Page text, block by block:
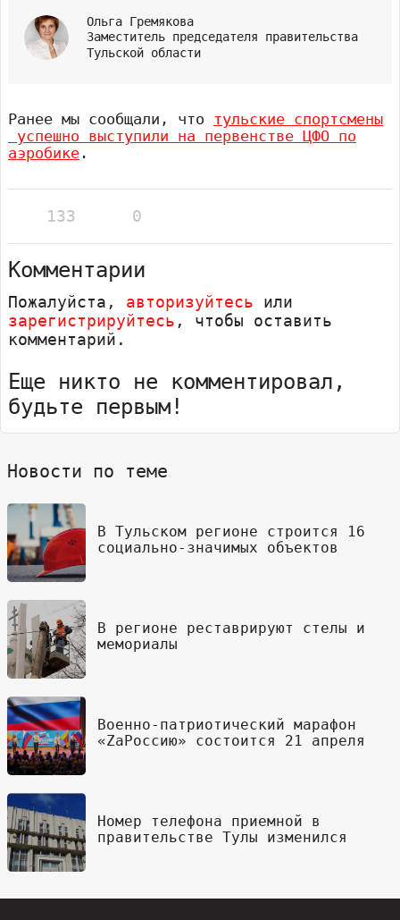
Ольга Гремякова
Заместитель председателя правительства
Тульской области
Ранее мы сообщали, что тульские спортсмены
успешно выступили на первенстве ЦФО по
аэробике .
133 0
Комментарии
Пожалуйста, авторизуйтесь или
зарегистрируйтесь , чтобы оставить
комментарий.
Еще никто не комментировал,
будьте первым!
Новости по теме
В Тульском регионе строится 16
социально-значимых объектов
В регионе реставрируют стелы и
мемориалы
Военно-патриотический марафон
«ZaРоссию» состоится 21 апреля
Номер телефона приемной в
правительстве Тулы изменился